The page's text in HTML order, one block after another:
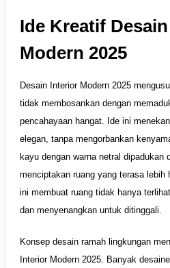
Ide Kreatif
Modern 2025
Desain Interior Modern 2025
tidak membosankan dengan
pencahayaan hangat. Ide ini
elegan, tanpa mengorbankan
kayu dengan warna netral dipadukan
menciptakan ruang yang terasa lebih
ini membuat ruang tidak hanya
dan menyenangkan untuk ditinggali.
Konsep desain ramah lingkungan
Interior Modern 2025. Banyak